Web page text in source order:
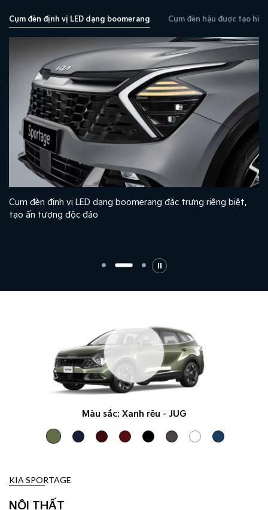
Cụm đèn định vị LED dạng boomerang Cụm đèn hậu được tạo
Cụm đèn định vị LED dạng boomerang đặc trưng riêng biệt,
tạo ấn tượng độc đáo
Màu sắc: Xanh rêu - JUG
KIA SPORTAGE
NỘI THẤT